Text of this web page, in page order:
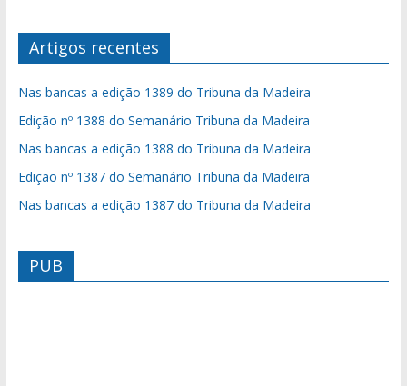
Artigos recentes
Nas bancas a edição 1389 do Tribuna da Madeira
Edição nº 1388 do Semanário Tribuna da Madeira
Nas bancas a edição 1388 do Tribuna da Madeira
Edição nº 1387 do Semanário Tribuna da Madeira
Nas bancas a edição 1387 do Tribuna da Madeira
PUB